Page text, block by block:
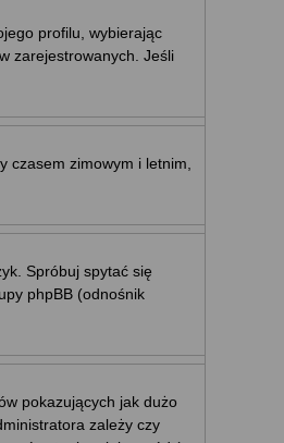
profilu, wybierając
zarejestrowanych. Jeśli
czasem zimowym i letnim,
Spróbuj spytać się
phpBB (odnośnik
pokazujących jak dużo
zależy czy